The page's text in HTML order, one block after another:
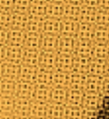
mucho más allá de los
existentes. Esto puede
el mapeo de actividades
El problema es que lo
carácte